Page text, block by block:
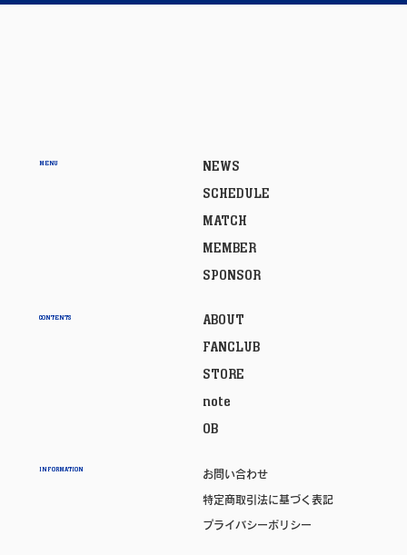
ABOUT
FANCLUB
STORE
note
OB
CONTENTS
NEWS
SCHEDULE
MATCH
MEMBER
SPONSOR
MENU
お問い合わせ
特定商取引法に基づく表記
プライバシーポリシー
INFORMATION